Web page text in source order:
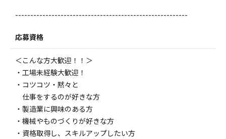
---------------------------------------------------------
応募資格
＜こんな方大歓迎！！＞
・工場未経験大歓迎！
・コツコツ・黙々と
仕事をするのが好きな方
・製造業に興味のある方
・機械やものづくりが好きな方
・資格取得し、スキルアップしたい方